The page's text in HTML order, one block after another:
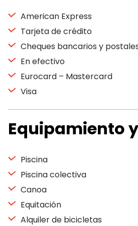
American Express
Tarjeta de crédito
Cheques bancarios y
En efectivo
Eurocard – Mastercard
Visa
Equipamiento
Piscina
Piscina colectiva
Canoa
Equitación
Alquiler de bicicletas